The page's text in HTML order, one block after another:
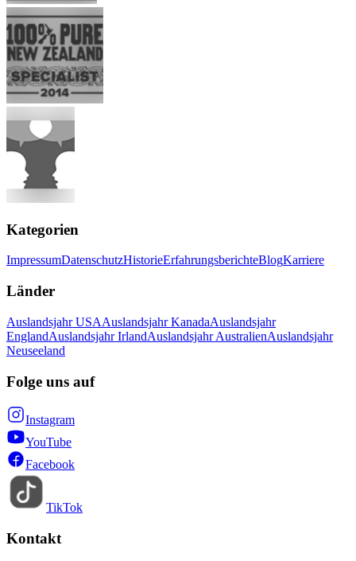
Kategorien
ImpressumDatenschutzHistorieErfahrungsberichteBlogKarriere
Länder
Auslandsjahr USAAuslandsjahr KanadaAuslandsjahr
EnglandAuslandsjahr IrlandAuslandsjahr AustralienAuslandsjahr
Neuseeland
Folge uns auf
Instagram
YouTube
Facebook
TikTok
Kontakt